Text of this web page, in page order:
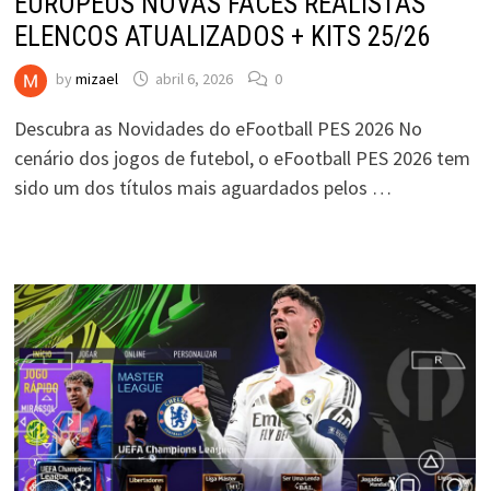
ELENCOS ATUALIZADOS + KITS 25/26
by mizael abril 6, 2026 0
Descubra as Novidades do eFootball PES 2026 No
cenário dos jogos de futebol, o eFootball PES 2026 tem
sido um dos títulos mais aguardados pelos …